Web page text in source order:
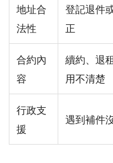
地址合
法性
登記退件
正
合約內
容
續約、退
用不清楚
行政支
援
遇到補件